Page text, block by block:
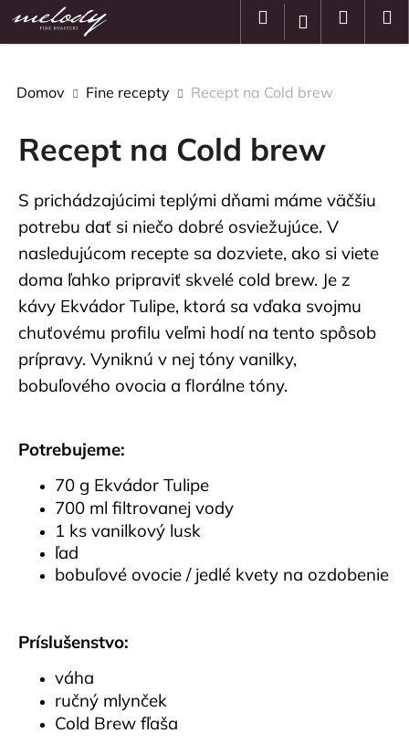
na
obsah
Hľadať Prihlásenie
košík
Domov Fine recepty Recept na Cold brew
Recept na Cold brew
S prichádzajúcimi teplými dňami máme väčšiu
potrebu dať si niečo dobré osviežujúce. V
nasledujúcom recepte sa dozviete, ako si viete
doma ľahko pripraviť skvelé cold brew. Je z
kávy Ekvádor Tulipe, ktorá sa vďaka svojmu
chuťovému profilu veľmi hodí na tento spôsob
prípravy. Vyniknú v nej tóny vanilky,
bobuľového ovocia a florálne tóny.
Potrebujeme:
70 g Ekvádor Tulipe
700 ml filtrovanej vody
1 ks vanilkový lusk
ľad
bobuľové ovocie / jedlé kvety na ozdobenie
Príslušenstvo:
váha
ručný mlynček
Cold Brew fľaša
Späť
Späť
Č
p
t
r
e
b
u
j
e
t
e
j